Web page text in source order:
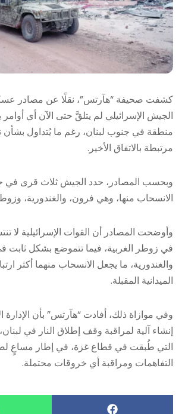
كشفت صحيفة “هآرتس”، نقلًا عن مصادر
الجيش الإسرائيلي لم يتلقَّ حتى الآن أي
منطقة في جنوب لبنان، رغم ما يُتداول بشأن
مرتبطة بالاتفاق الأخير.
وبحسب المصادر، حدد الجيش ثلاث قرى في
الانسحاب منها، وهي فرون، والغندورية،
وأوضحت المصادر أن القوات الإسرائيلية لا
في زوطر الغربية، فيما تتموضع بشكل ثابت
والغندورية، ما يجعل الانسحاب منهما أكثر
الميدانية المقبلة.
وفي موازاة ذلك، أفادت “هآرتس” بأن الإدارة
إنشاء آلية لمراقبة وقف إطلاق النار في
التي طُبقت في قطاع غزة، في إطار مساعٍ
التفاهمات ومراقبة أي خروقات محتملة.